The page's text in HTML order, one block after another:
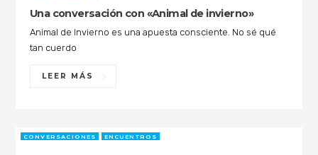
Una conversación con «Animal de invierno»
Animal de Invierno es una apuesta consciente. No sé qué
tan cuerdo
LEER MÁS
CONVERSACIONES ENCUENTROS